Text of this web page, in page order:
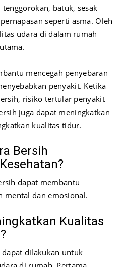
batuk, sesak
seperti asma. Oleh
udara di dalam rumah
mencegah penyebaran
penyakit. Ketika
risiko tertular penyakit
juga dapat meningkatkan
kualitas tidur.
Bersih
dapat membantu
mental dan emosional.
Kualitas
dapat dilakukan untuk